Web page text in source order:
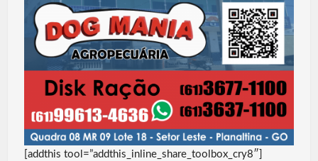
[addthis tool=”addthis_inline_share_toolbox_cry8″]